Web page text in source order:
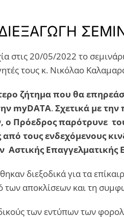
στις 20/05/2022 το
τους κ. Νικόλαο
ζήτημα που θα
myDATA.Σχετικά με
ο Πρόεδρος παρότρυνε
τους ενδεχόμενους
Επαγγελματικής
διεξοδικά για τα
των αποκλίσεων και τη
των εντύπων των